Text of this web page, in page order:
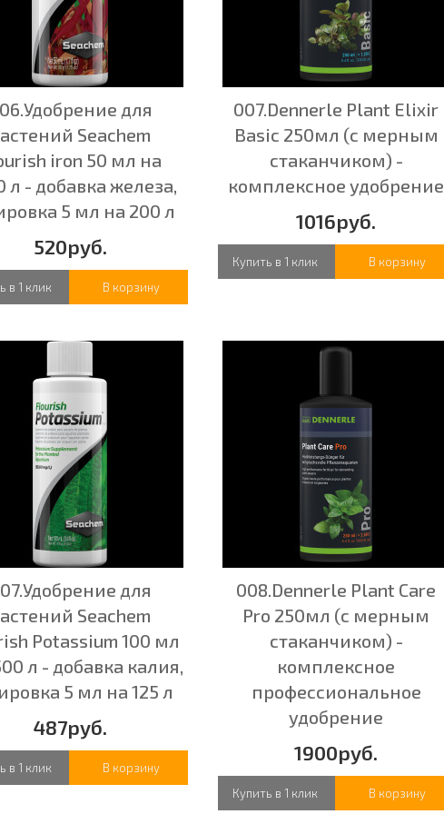
для
Seachem
iron 50 мл на
л - добавка железа,
5 мл на 200 л
520руб.
в 1 клик В корзину
007.Dennerle Plant Elixir
Basic 250мл (с мерным
стаканчиком) -
комплексное удобрение
1016руб.
Купить в 1 клик В корзину
для
Seachem
Potassium 100 мл
л - добавка калия,
5 мл на 125 л
487руб.
в 1 клик В корзину
008.Dennerle Plant Care
Pro 250мл (с мерным
стаканчиком) -
комплексное
профессиональное
удобрение
1900руб.
Купить в 1 клик В корзину